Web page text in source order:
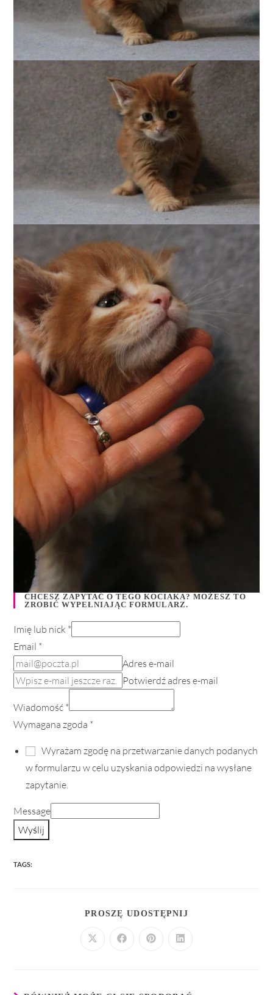
CHCESZ ZAPYTAĆ O TEGO KOCIAKA? MOŻESZ TO
ZROBIĆ WYPEŁNIAJĄC FORMULARZ.
Imię lub nick *
Email *
Adres e-mail
Potwierdź adres e-mail
Wiadomość *
Wymagana zgoda *
Wyrażam zgodę na przetwarzanie danych podanych
w formularzu w celu uzyskania odpowiedzi na wysłane
zapytanie.
Message
Wyślij
TAGS:
PROSZĘ UDOSTĘPNIJ